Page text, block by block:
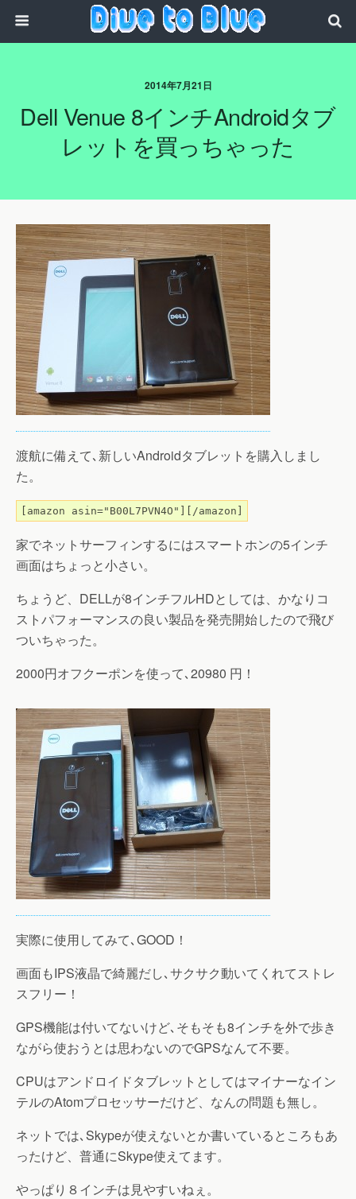
2014年7月21日
Dell Venue 8インチAndroidタブ
レットを買っちゃった
渡航に備えて､新しいAndroidタブレットを購入しまし
た。
[amazon asin="B00L7PVN4O"][/amazon]
家でネットサーフィンするにはスマートホンの5インチ
画面はちょっと小さい。
ちょうど、DELLが8インチフルHDとしては、かなりコ
ストパフォーマンスの良い製品を発売開始したので飛び
ついちゃった。
2000円オフクーポンを使って､20980 円！
実際に使用してみて､GOOD！
画面もIPS液晶で綺麗だし､サクサク動いてくれてストレ
スフリー！
GPS機能は付いてないけど､そもそも8インチを外で歩き
ながら使おうとは思わないのでGPSなんて不要。
CPUはアンドロイドタブレットとしてはマイナーなイン
テルのAtomプロセッサーだけど、なんの問題も無し。
ネットでは､Skypeが使えないとか書いているところもあ
ったけど、普通にSkype使えてます。
やっぱり８インチは見やすいねぇ。